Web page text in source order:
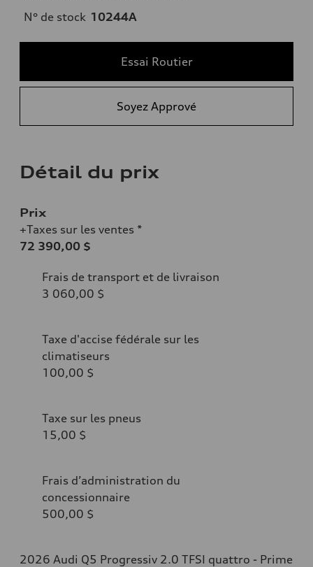
N° de stock 10244A
Essai Routier
Soyez Apprové
Détail du prix
Prix
+Taxes sur les ventes *
72 390,00 $
Frais de transport et de livraison
3 060,00 $
Taxe d'accise fédérale sur les
climatiseurs
100,00 $
Taxe sur les pneus
15,00 $
Frais d’administration du
concessionnaire
500,00 $
2026 Audi Q5 Progressiv 2.0 TFSI quattro - Prime